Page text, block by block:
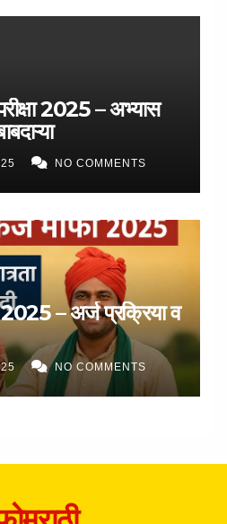
2025 – अभ्यास
NO COMMENTS
– अर्ज प्रक्रिया व
NO COMMENTS